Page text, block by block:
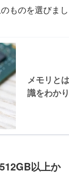
ものを選びまし
メモリと
識をわか
以上か